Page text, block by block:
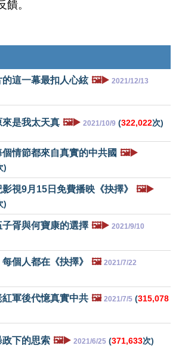
饋。
這一幕最扣人心絃 🖼️▶️ 2021/12/13
來是我太天真 🖼️▶️ 2021/10/9 (322,022次)
個情節都來自真實的中共國 🖼️▶️
)
視9月15日免費播映《抉擇》 🖼️▶️
)
子胥與何寶康的選擇 🖼️▶️ 2021/9/10
個人都在《抉擇》 🖼️ 2021/7/22
軍後代憶真實中共 🖼️ 2021/7/5 (315,078
下的思索 🖼️▶️ 2021/6/25 (371,633次)